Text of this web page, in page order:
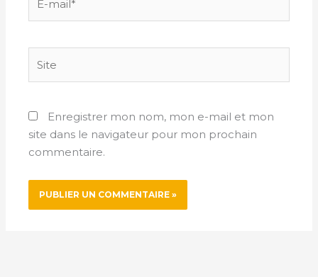
mail*
Enregistrer mon nom, mon e-mail et mon
site dans le navigateur pour mon prochain
commentaire.